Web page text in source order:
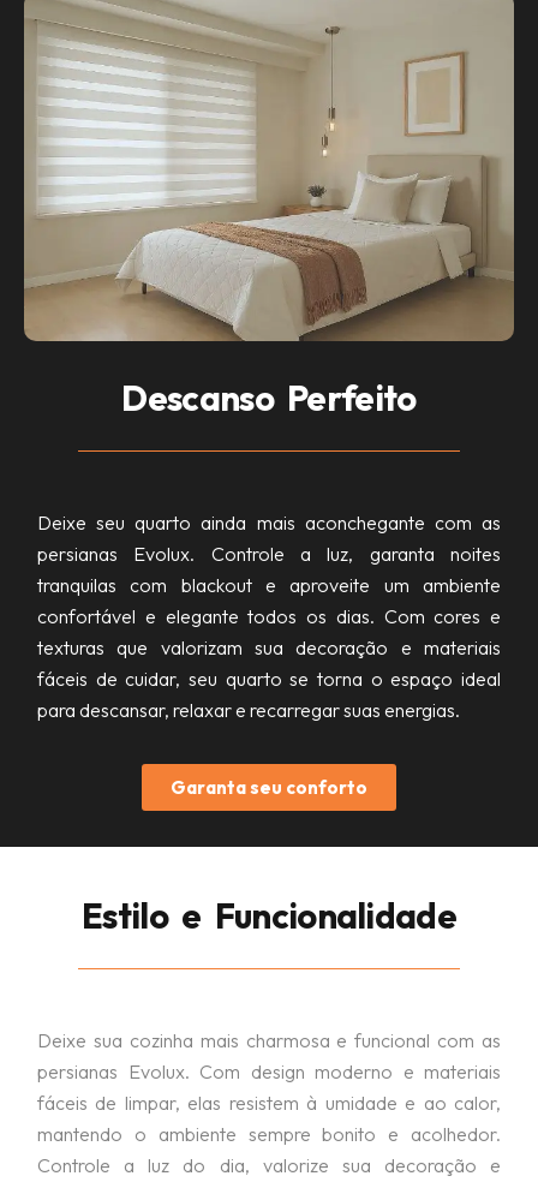
Descanso Perfeito
Deixe seu quarto ainda mais aconchegante com as
persianas Evolux. Controle a luz, garanta noites
tranquilas com blackout e aproveite um ambiente
confortável e elegante todos os dias. Com cores e
texturas que valorizam sua decoração e materiais
fáceis de cuidar, seu quarto se torna o espaço ideal
para descansar, relaxar e recarregar suas energias.
Garanta seu conforto
Estilo e Funcionalidade
Deixe sua cozinha mais charmosa e funcional com as
persianas Evolux. Com design moderno e materiais
fáceis de limpar, elas resistem à umidade e ao calor,
mantendo o ambiente sempre bonito e acolhedor.
Controle a luz do dia, valorize sua decoração e